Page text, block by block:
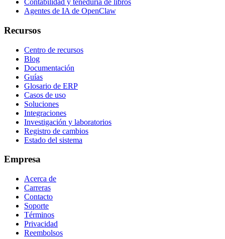
Contabilidad y teneduría de libros
Agentes de IA de OpenClaw
Recursos
Centro de recursos
Blog
Documentación
Guías
Glosario de ERP
Casos de uso
Soluciones
Integraciones
Investigación y laboratorios
Registro de cambios
Estado del sistema
Empresa
Acerca de
Carreras
Contacto
Soporte
Términos
Privacidad
Reembolsos